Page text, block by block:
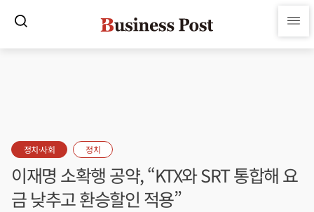
정치·사회 정치
이재명 소확행 공약, “KTX와 SRT 통합해 요
금 낮추고 환승할인 적용”